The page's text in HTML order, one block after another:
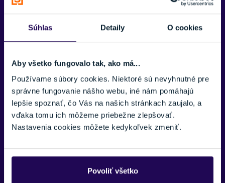
Súhlas Detaily O cookies
Aby všetko fungovalo tak, ako má...
Používame súbory cookies. Niektoré sú nevyhnutné pre
správne fungovanie nášho webu, iné nám pomáhajú
lepšie spoznať, čo Vás na našich stránkach zaujalo, a
vďaka tomu ich môžeme priebežne zlepšovať.
Nastavenia cookies môžete kedykoľvek zmeniť.
Povoliť všetko
CENA VRÁTANE VIAZANIA
Áno, vrátane montáže
ÚROVEŇ LYŽIARA
Mierne pokročilý
VÝSTUŽ LYŽE
Drevené, Výstuž z laminátu
TYP OBLÚKU/RÁDIU
JADRO LYŽE
Zobraziť viac